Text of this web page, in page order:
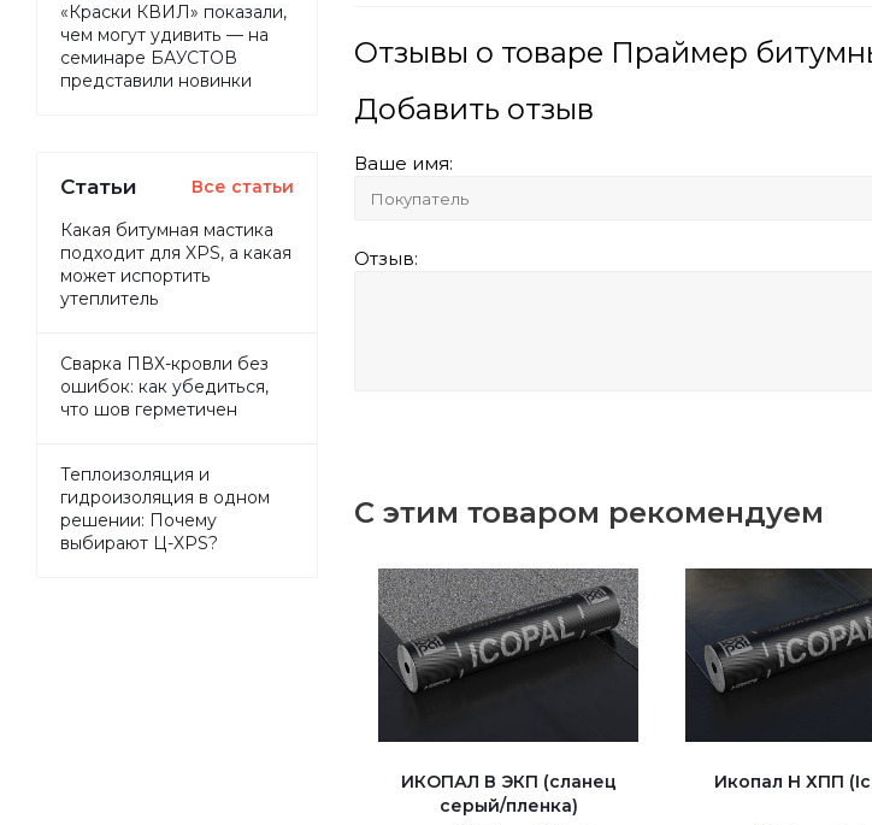
Отзывы о товаре Праймер
Добавить отзыв
Ваше имя:
Отзыв:
С этим товаром рекомендуем
ИКОПАЛ В ЭКП (сланец
серый/пленка)
Икопал Н ХПП
«Краски КВИЛ» показали,
чем могут удивить — на
семинаре БАУСТОВ
представили новинки
Статьи Все статьи
Какая битумная мастика
подходит для XPS, а какая
может испортить
утеплитель
Сварка ПВХ-кровли без
ошибок: как убедиться,
что шов герметичен
Теплоизоляция и
гидроизоляция в одном
решении: Почему
выбирают Ц-XPS?